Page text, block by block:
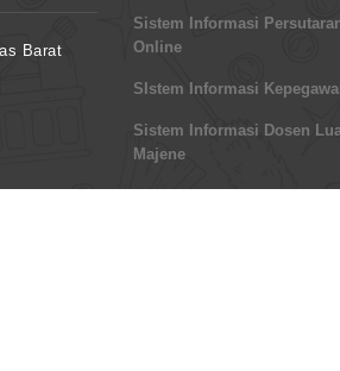
Barat
Sistem Informasi
Online
SIstem Informasi
Sistem Informasi Dosen
Majene